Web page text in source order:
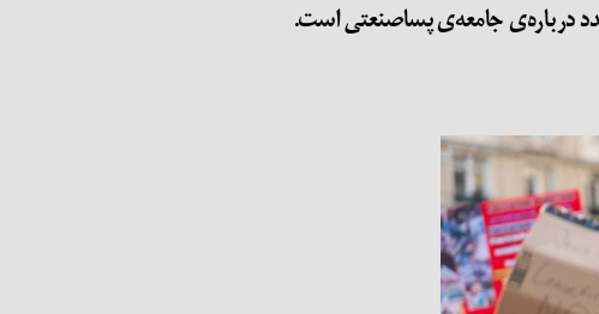
درباره‌ی جامعه‌ی پساصنعتی است.